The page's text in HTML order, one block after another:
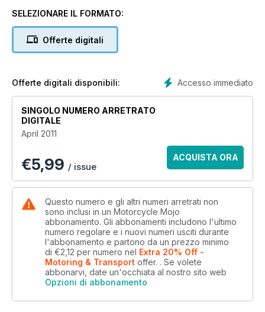
SELEZIONARE IL FORMATO:
Offerte digitali
Accesso immediato
Offerte digitali disponibili:
SINGOLO NUMERO ARRETRATO
DIGITALE
April 2011
€5,99 / issue
ACQUISTA ORA
Questo numero e gli altri numeri arretrati non
sono inclusi in un Motorcycle Mojo
abbonamento. Gli abbonamenti includono l'ultimo
numero regolare e i nuovi numeri usciti durante
l'abbonamento e partono da un prezzo minimo
di €2,12 per numero nel Extra 20% Off -
Motoring & Transport offer. . Se volete
abbonarvi, date un'occhiata al nostro sito web
Opzioni di abbonamento